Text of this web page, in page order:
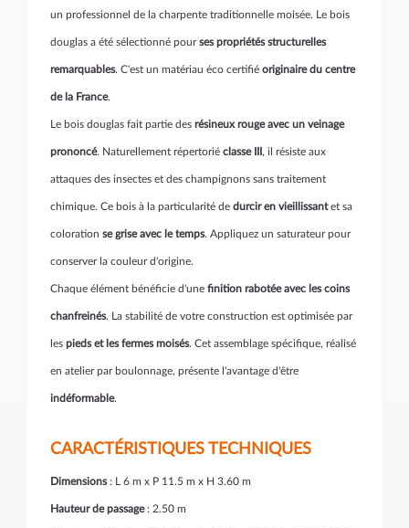
un professionnel de la charpente traditionnelle moisée. Le bois
douglas a été sélectionné pourses propriétés structurelles
remarquables. C'est un matériau éco certifié originaire du centre
de la France.
Le bois douglas fait partie des résineux rouge avec un veinage
prononcé. Naturellement répertorié classe III , il résiste aux
attaques des insectes et des champignons sans traitement
chimique. Ce bois à la particularité de durcir en vieillissantet sa
coloration se grise avec le temps. Appliquez un saturateur pour
conserver la couleur d'origine.
Chaque élément bénéficie d'une finition rabotée avec les coins
chanfreinés. La stabilité de votre construction est optimisée par
les pieds et les fermes moisés. Cet assemblage spécifique, réalisé
en atelier par boulonnage, présente l'avantage d'être
indéformable.
CARACTÉRISTIQUES TECHNIQUES
Dimensions: L 6 m x P 11.5 m x H 3.60 m
Hauteur de passage: 2.50 m